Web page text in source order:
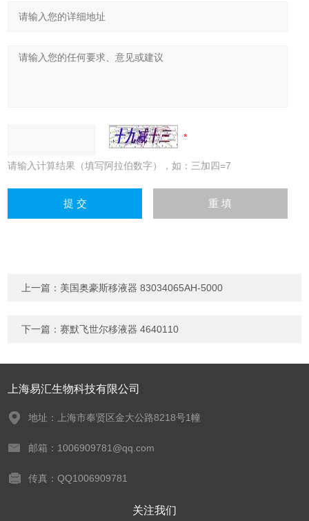
请输入计算结果（填写阿拉伯数字），如：三加四=7
上一篇： 美国奥豪斯移液器 83034065AH-5000
下一篇：赛默飞世尔移液器 4640110
上海易汇生物科技有限公司
地址：上海市奉贤区金大公路8218号1幢
邮箱：1006909781@qq.com
传真：QQ1006909781
关注我们